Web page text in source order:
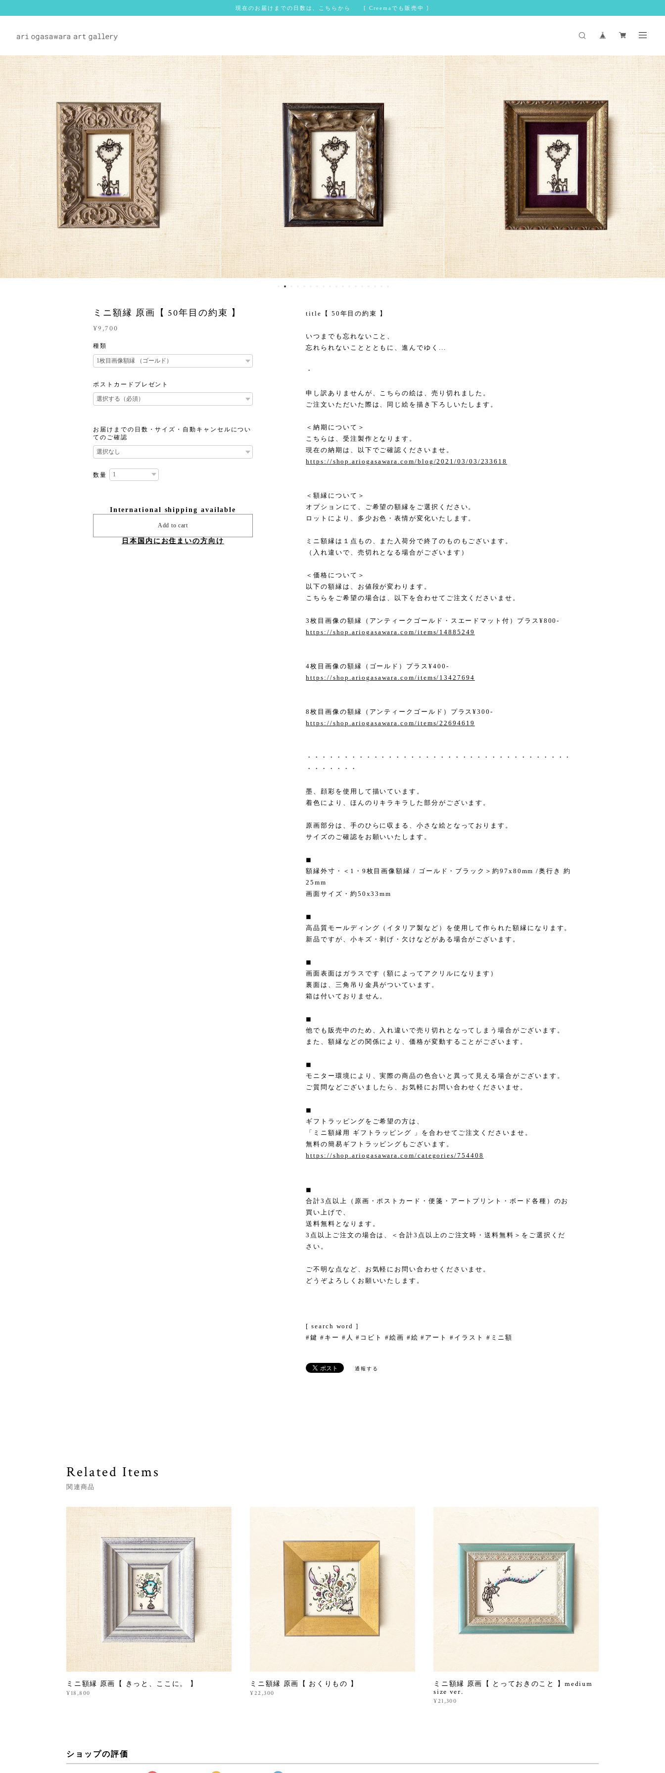
現在のお届けまでの日数は、こちらから [ Creemaでも販売中 ]
ミニ額縁 原画【 50年目の約束 】
¥9,700
種類
ポストカードプレゼント
お届けまでの日数・サイズ・自動キャンセルについ
てのご確認
数量
International shipping available
Add to cart
日本国内にお住まいの方向け
title【 50年目の約束 】
いつまでも忘れないこと、
忘れられないこととともに、進んでゆく...
・
申し訳ありませんが、こちらの絵は、売り切れました。
ご注文いただいた際は、同じ絵を描き下ろしいたします。
＜納期について＞
こちらは、受注製作となります。
現在の納期は、以下でご確認くださいませ。
https://shop.ariogasawara.com/blog/2021/03/03/233618
＜額縁について＞
オプションにて、ご希望の額縁をご選択ください。
ロットにより、多少お色・表情が変化いたします。
ミニ額縁は１点もの、また入荷分で終了のものもございます。
（入れ違いで、売切れとなる場合がございます）
＜価格について＞
以下の額縁は、お値段が変わります。
こちらをご希望の場合は、以下を合わせてご注文くださいませ。
3枚目画像の額縁（アンティークゴールド・スエードマット付）プラス¥800-
https://shop.ariogasawara.com/items/14885249
4枚目画像の額縁（ゴールド）プラス¥400-
https://shop.ariogasawara.com/items/13427694
8枚目画像の額縁（アンティークゴールド）プラス¥300-
https://shop.ariogasawara.com/items/22694619
・・・・・・・・・・・・・・・・・・・・・・・・・・・・・・・・・・・・
・・・・・・・
墨、顔彩を使用して描いています。
着色により、ほんのりキラキラした部分がございます。
原画部分は、手のひらに収まる、小さな絵となっております。
サイズのご確認をお願いいたします。
◼︎
額縁外寸・＜1・9枚目画像額縁 / ゴールド・ブラック＞約97x80mm /奥行き 約
25mm
画面サイズ・約50x33mm
◼︎
高品質モールディング（イタリア製など）を使用して作られた額縁になります。
新品ですが、小キズ・剥げ・欠けなどがある場合がございます。
◼︎
画面表面はガラスです（額によってアクリルになります）
裏面は、三角吊り金具がついています。
箱は付いておりません。
◼︎
他でも販売中のため、入れ違いで売り切れとなってしまう場合がございます。
また、額縁などの関係により、価格が変動することがございます。
◼︎
モニター環境により、実際の商品の色合いと異って見える場合がございます。
ご質問などございましたら、お気軽にお問い合わせくださいませ。
◼︎
ギフトラッピングをご希望の方は、
「ミニ額縁用 ギフトラッピング 」を合わせてご注文くださいませ。
無料の簡易ギフトラッピングもございます。
https://shop.ariogasawara.com/categories/754408
◼︎
合計3点以上（原画・ポストカード・便箋・アートプリント・ボード各種）のお
買い上げで、
送料無料となります。
3点以上ご注文の場合は、＜合計3点以上のご注文時・送料無料＞をご選択くだ
さい。
ご不明な点など、お気軽にお問い合わせくださいませ。
どうぞよろしくお願いいたします。
[ search word ]
#鍵 #キー #人 #コビト #絵画 #絵 #アート #イラスト #ミニ額
通報する
Related Items
関連商品
ミニ額縁 原画【 きっと、ここに。 】
¥18,800
ミニ額縁 原画【 おくりもの 】
¥22,300
ミニ額縁 原画【 とっておきのこと 】medium
size ver.
¥21,300
ショップの評価